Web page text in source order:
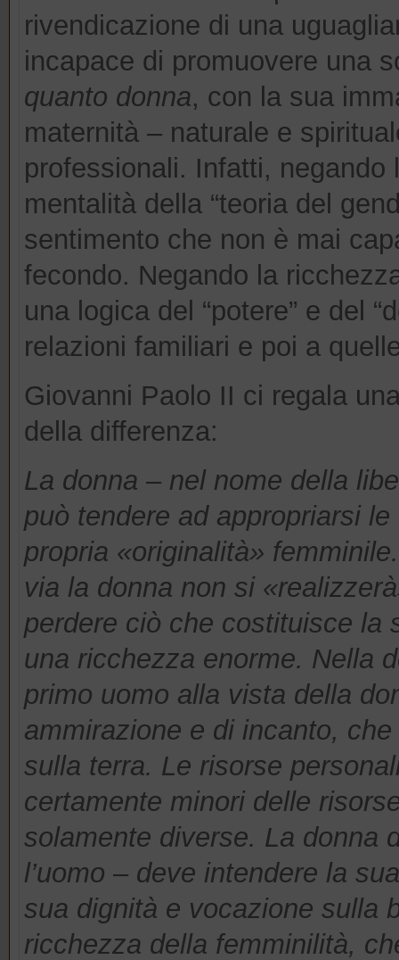
rivendicazione di una
incapace di promuovere una
quanto donna, con la sua
maternità – naturale e
professionali. Infatti, negando
mentalità della “teoria del
sentimento che non è mai
fecondo. Negando la
una logica del “potere” e del
relazioni familiari e poi a
Giovanni Paolo II ci regala
della differenza:
La donna – nel nome della
può tendere ad appropriarsi
propria «originalità»
via la donna non si
perdere ciò che costituisce la
una ricchezza enorme. Nella
primo uomo alla vista della
ammirazione e di incanto,
sulla terra. Le risorse
certamente minori delle
solamente diverse. La donna
l’uomo – deve intendere la
sua dignità e vocazione sulla
ricchezza della femminilità,